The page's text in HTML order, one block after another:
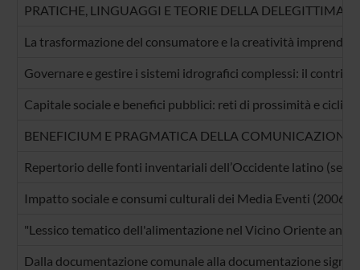
PRATICHE, LINGUAGGI E TEORIE DELLA
La trasformazione del consumatore e la creatività
Governare e gestire i sistemi idrografici complessi: il
Capitale sociale e benefici pubblici: reti di prossimità e cicli
BENEFICIUM E PRAGMATICA DELLA
Repertorio delle fonti inventariali dell’Occidente latino (sec.
Impatto sociale e consumi culturali dei Media Eventi (2006)
"Lessico tematico dell'alimentazione nel Vicino Oriente
Dalla documentazione comunale alla documentazione